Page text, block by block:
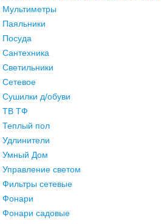
Мультиметры
Паяльники
Посуда
Сантехника
Светильники
Сетевое
Сушилки д/обуви
ТВ ТФ
Теплый пол
Удлинители
Умный Дом
Управление светом
Фильтры сетевые
Фонари
Фонари садовые